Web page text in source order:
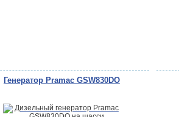
Генератор Pramac GSW830DO